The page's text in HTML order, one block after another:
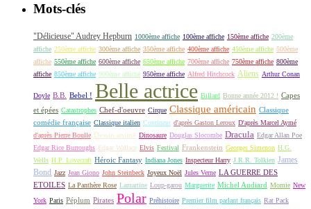
Mots-clés
"Délicieuse" Audrey Hepburn 1000ème affiche 100ème affiche 150ème affiche 200ème
affiche 250ème affiche 300ème affiche 350ème affiche 400ème affiche 450ème affiche 500ème
affiche 550ème affiche 600ème affiche 650ème affiche 700ème affiche 750ème affiche 800ème
affiche 850ème affiche 900ème affiche 950ème affiche Alfred Hitchcock Aliens Arthur Conan
Doyle B.B. Bebel ! Belle actrice Billard Bonne année 2012 ! Capes
et épées Catastrophes Chef-d'oeuvre Cirque Classique américain Classique
comédie française Classique italien Continent d'après Gaston Leroux D'après Marcel Aymé
d'après Pierre Boulle
Dessin animé Dinosaure Douglas Slocombe Dracula Edgar Allan Poe
Edgar Rice Burroughs Edgar Wallace Elvis Festival Frankenstein Georges Simenon H.G.
Wells H.P. Lovecraft Héroic Fantasy Indiana Jones Inspecteur Harry J.R.R. Tolkien James
Bond Jazz Jean Giono John Steinbeck Joyeux Noël Jules Verne LA GUERRE DES
ETOILES La Panthère Rose Lamartine Loup-garou Marguerite Michel Audiard Momie New
York Paris Péplum Pirates Polar Préhistoire Premier film parlant français Rat Pack